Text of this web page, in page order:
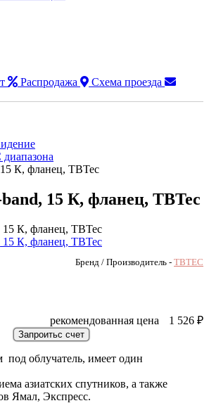
Распродажа
Схема проезда
К, фланец, TBTec
15 К, фланец, TBTec
Бренд / Производитель - TBTEC
рекомендованная цена 1 526 ₽
под облучатель, имеет один
азиатских спутников, а также
Ямал, Экспресс.